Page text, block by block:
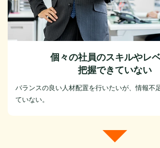
個々の社員のスキルやレ
把握できていない
バランスの良い人材配置を行いたいが、情報不
ていない。